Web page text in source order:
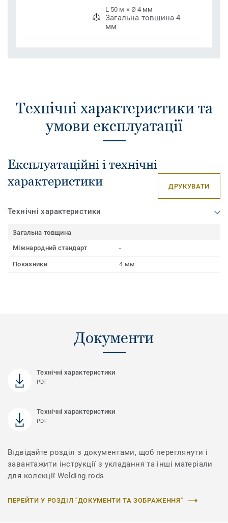
L 50 м × Ø 4 мм
Загальна товщина 4
мм
Технічні характеристики та
умови експлуатації
Експлуатаційні і технічні
характеристики
ДРУКУВАТИ
Технічні характеристики
Загальна товщина
Міжнародний стандарт
-
Показники 4 мм
Документи
Технічні характеристики
PDF
Технічні характеристики
PDF
Відвідайте розділ з документами, щоб переглянути і
завантажити інструкції з укладання та інші матеріали
для колекції Welding rods
ПЕРЕЙТИ У РОЗДІЛ "ДОКУМЕНТИ ТА ЗОБРАЖЕННЯ"